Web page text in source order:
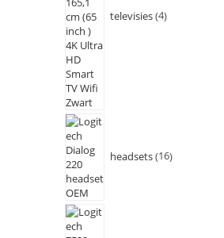
televisies 4
headsets 16